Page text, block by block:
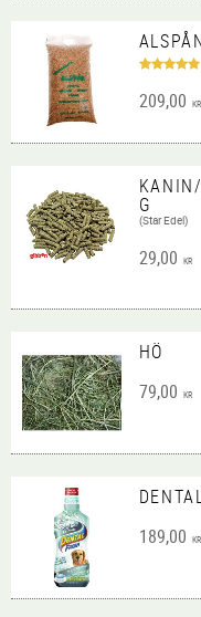
209,00 KR
G
(Star Edel)
29,00 KR
HÖ
79,00 KR
189,00 KR